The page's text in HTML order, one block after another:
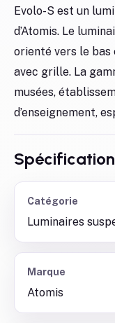
Evolo-S est un
d’Atomis. Le
orienté vers le bas
avec grille. La
musées,
d’enseignement,
Catégorie
Luminaires
Marque
Atomis